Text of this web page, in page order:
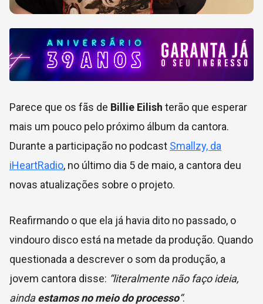
Parece que os fãs de Billie Eilish terão que esperar
mais um pouco pelo próximo álbum da cantora.
Durante a participação no podcast Smallzy, da
iHeartRadio, no último dia 5 de maio, a cantora deu
novas atualizações sobre o projeto.
Reafirmando o que ela já havia dito no passado, o
vindouro disco está na metade da produção. Quando
questionada a descrever o som da produção, a
jovem cantora disse: “literalmente não faço ideia,
aindaestamos no meio do processo“.